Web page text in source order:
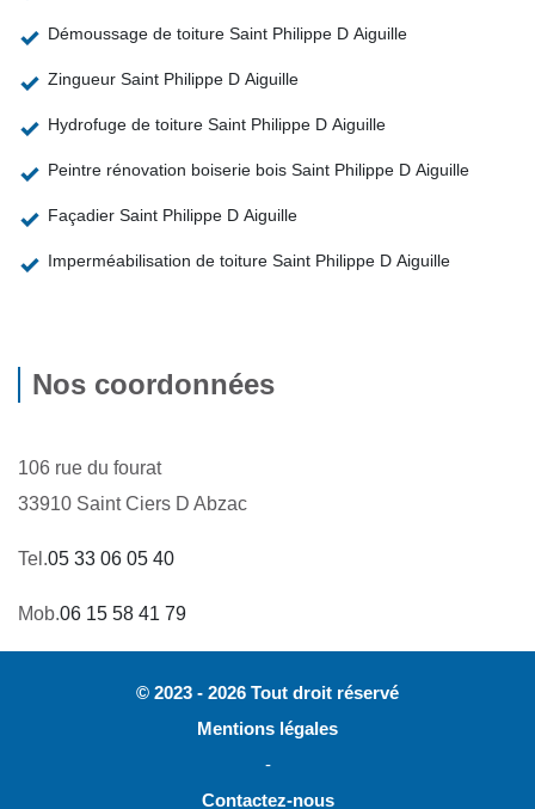
Démoussage de toiture Saint Philippe D Aiguille
Zingueur Saint Philippe D Aiguille
Hydrofuge de toiture Saint Philippe D Aiguille
Peintre rénovation boiserie bois Saint Philippe D Aiguille
Façadier Saint Philippe D Aiguille
Imperméabilisation de toiture Saint Philippe D Aiguille
Nos coordonnées
106 rue du fourat
33910 Saint Ciers D Abzac
Tel.05 33 06 05 40
Mob.06 15 58 41 79
© 2023 - 2026 Tout droit réservé
Mentions légales
-
Contactez-nous